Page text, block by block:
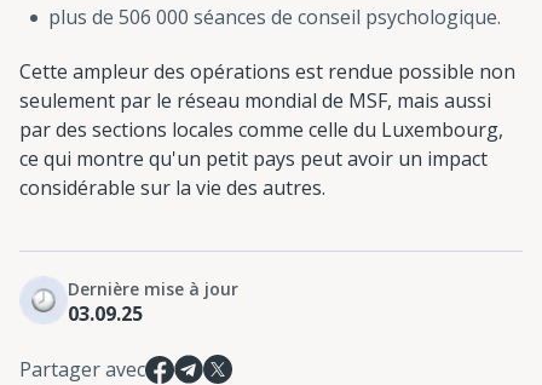
plus de 506 000 séances de conseil psychologique.
Cette ampleur des opérations est rendue possible non
seulement par le réseau mondial de MSF, mais aussi
par des sections locales comme celle du Luxembourg,
ce qui montre qu'un petit pays peut avoir un impact
considérable sur la vie des autres.
Dernière mise à jour
03.09.25
Partager avec